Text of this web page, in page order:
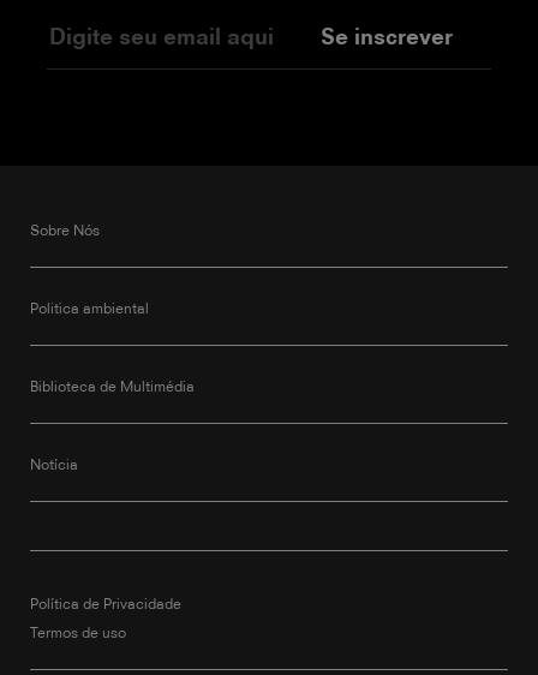
Se inscrever
Sobre Nós
Politica ambiental
Biblioteca de Multimédia
Notícia
Política de Privacidade
Termos de uso